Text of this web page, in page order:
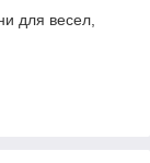
для весел,